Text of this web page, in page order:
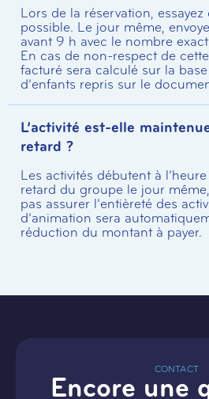
Lors de la réservation, essayez
possible. Le jour même,
avant 9 h avec le nombre
En cas de non-respect de
facturé sera calculé sur la
d’enfants repris sur le
L’activité est-elle
retard ?
Les activités débutent à
retard du groupe le jour
pas assurer l’entièreté des
d’animation sera
réduction du montant à payer.
CONTACT
Encore une